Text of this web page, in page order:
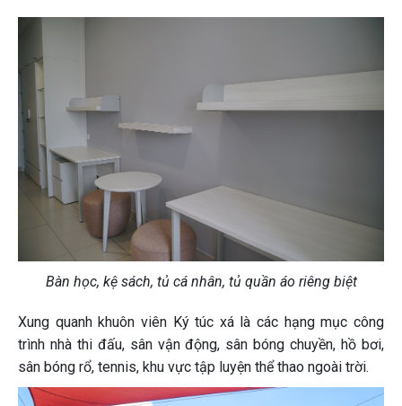
Bàn học, kệ sách, tủ cá nhân, tủ quần áo riêng biệt
Xung quanh khuôn viên Ký túc xá là các hạng mục công
trình nhà thi đấu, sân vận động, sân bóng chuyền, hồ bơi,
sân bóng rổ, tennis, khu vực tập luyện thể thao ngoài trời.